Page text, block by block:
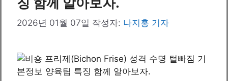
2026년 01월 07일 작성자: 나지홍 기자